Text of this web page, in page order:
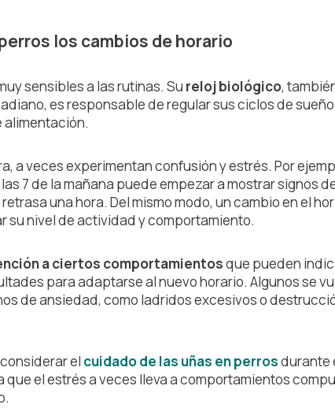
los cambios de horario
sensibles a las rutinas. Su reloj biológico,
es responsable de regular sus ciclos de sueño
alimentación.
a veces experimentan confusión y estrés. Por
7 de la mañana puede empezar a mostrar signos
una hora. Del mismo modo, un cambio en el
su nivel de actividad y comportamiento.
a ciertos comportamientosque pueden
para adaptarse al nuevo horario. Algunos se
de ansiedad, como ladridos excesivos o
el cuidado de las uñas en perrosdurante
que el estrés a veces lleva a comportamientos